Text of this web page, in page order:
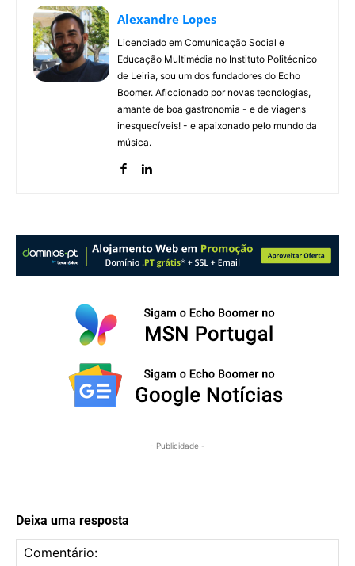
Alexandre Lopes
Licenciado em Comunicação Social e
Educação Multimédia no Instituto Politécnico
de Leiria, sou um dos fundadores do Echo
Boomer. Aficcionado por novas tecnologias,
amante de boa gastronomia - e de viagens
inesquecíveis! - e apaixonado pelo mundo da
música.
- Publicidade -
Deixa uma resposta